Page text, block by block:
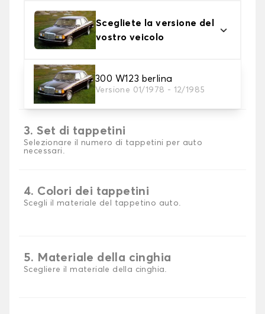
Scegliete la versione del
vostro veicolo
300 W123 berlina
Versione 01/1978 - 12/1985
2. Materiale
Scegli il materiale del tappetini auto
3. Set di tappetini
Selezionare il numero di tappetini per auto
necessari.
4. Colori dei tappetini
Scegli il materiale del tappetino auto.
5. Materiale della cinghia
Scegliere il materiale della cinghia.